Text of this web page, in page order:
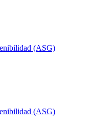
(ASG)
(ASG)